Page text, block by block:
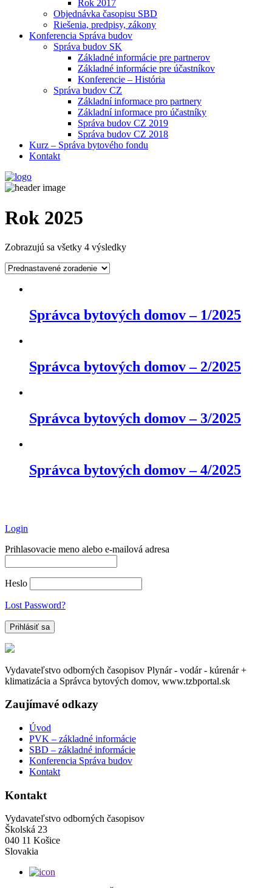
Rok 2017
Objednávka časopisu SBD
Riešenia, predpisy, zákony
Konferencia Správa budov
Správa budov SK
Základné informácie pre partnerov
Základné informácie pre účastníkov
Konferencie – História
Správa budov CZ
Základní informace pro partnery
Základní informace pro účastníky
Správa budov CZ 2019
Správa budov CZ 2018
Kurz – Správa bytového fondu
Kontakt
Rok 2025
Zobrazujú sa všetky 4 výsledky
Správca bytových domov – 1/2025
Správca bytových domov – 2/2025
Správca bytových domov – 3/2025
Správca bytových domov – 4/2025
Login
Prihlasovacie meno alebo e-mailová adresa
Heslo
Lost Password?
Vydavateľstvo odborných časopisov Plynár - vodár - kúrenár +
klimatizácia a Správca bytových domov, www.tzbportal.sk
Zaujímavé odkazy
Úvod
PVK – základné informácie
SBD – základné informácie
Konferencia Správa budov
Kontakt
Kontakt
Vydavateľstvo odborných časopisov
Školská 23
040 11 Košice
Slovakia